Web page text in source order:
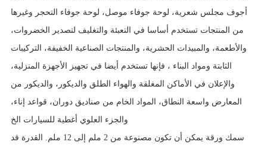
أجوف مجلس شعرية، لوحة جوفاء موصل، لوحة جوفاء التحجر وغيرها
من المنتجات تستخدم أساسا في التعبئة والتغليف لتصدير الخضروات،
والأطعمة، والمبيدات الحشرية، والمنتجات الصناعية الخفيفة، التركيبات
الثابتة ومواد البناء ، فإنها تستخدم أيضا في تجهيز الأجهزة المنزلية،
والإعلان في الأماكن المغلقة والهواء الطلق والديكور، والديكور من
المعارض واسعة النطاق، المواد الخام من صناديق دوران، قواعد إناء،
سمك ورقة يمكن أن تكون مصنوعة من 2 ملم إلى 12 ملم. القدرة قد